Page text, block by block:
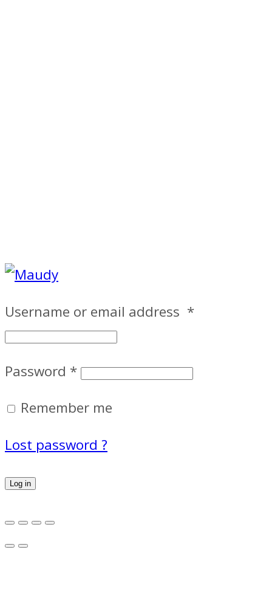
Username or email address *
Password *
Remember me
Lost password ?
Log in